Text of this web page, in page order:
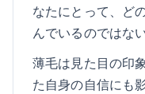
なたにとって、ど
んでいるのではな
薄毛は見た目の印
た自身の自信にも